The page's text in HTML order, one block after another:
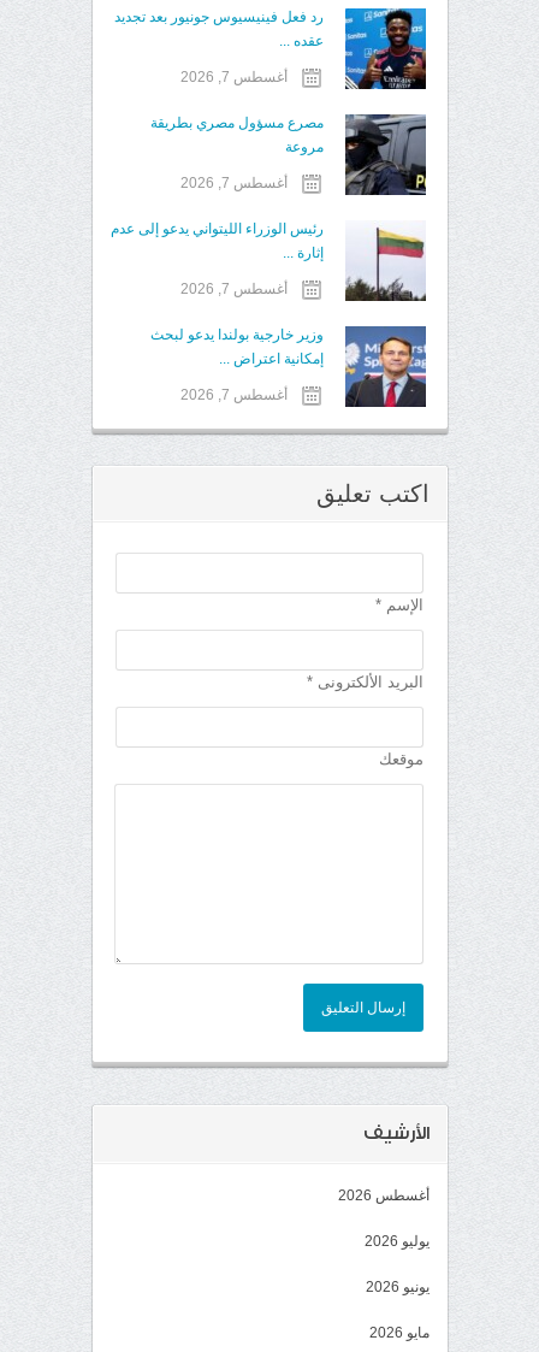
رد فعل فينيسيوس جونيور بعد تجديد
عقده ...
أغسطس 7, 2026
مصرع مسؤول مصري بطريقة
مروعة
أغسطس 7, 2026
رئيس الوزراء الليتواني يدعو إلى عدم
إثارة ...
أغسطس 7, 2026
وزير خارجية بولندا يدعو لبحث
إمكانية اعتراض ...
أغسطس 7, 2026
اكتب تعليق
الإسم *
البريد الألكترونى *
موقعك
إرسال التعليق
الأرشيف
أغسطس 2026
يوليو 2026
يونيو 2026
مايو 2026